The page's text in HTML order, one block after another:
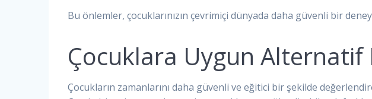
Bu önlemler, çocuklarınızın çevrimiçi dünyada daha güvenli bir
Çocuklara Uygun Alternatif
Çocukların zamanlarını daha güvenli ve eğitici bir şekilde